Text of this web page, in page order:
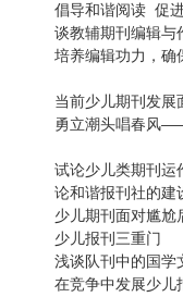
倡导和谐阅
谈教辅期刊
培养编辑功力，
田心红
当前少儿期刊
勇立潮头唱春风
高瑞
试论少儿类
论和谐报刊
少儿期刊面
少儿报刊
浅谈队刊中
在竞争中发